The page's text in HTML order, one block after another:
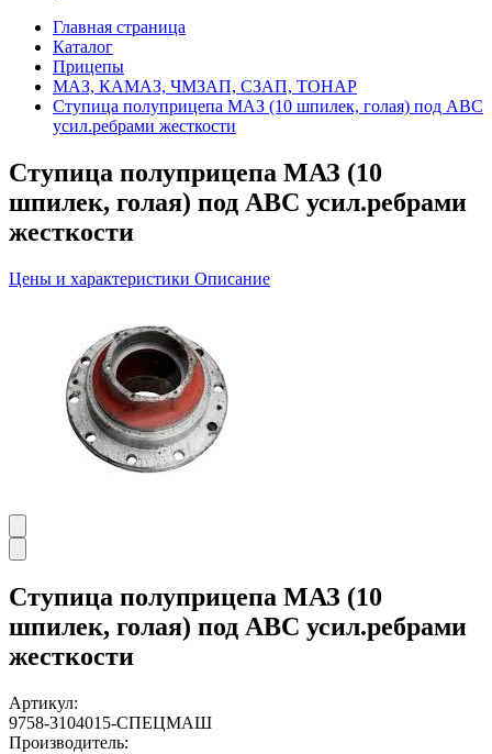
Главная страница
Каталог
Прицепы
МАЗ, КАМАЗ, ЧМЗАП, СЗАП, ТОНАР
Ступица полуприцепа МАЗ (10 шпилек, голая) под АВС
усил.ребрами жесткости
Ступица полуприцепа МАЗ (10
шпилек, голая) под АВС усил.ребрами
жесткости
Цены и характеристики Описание
Ступица полуприцепа МАЗ (10
шпилек, голая) под АВС усил.ребрами
жесткости
Артикул:
9758-3104015-СПЕЦМАШ
Производитель: